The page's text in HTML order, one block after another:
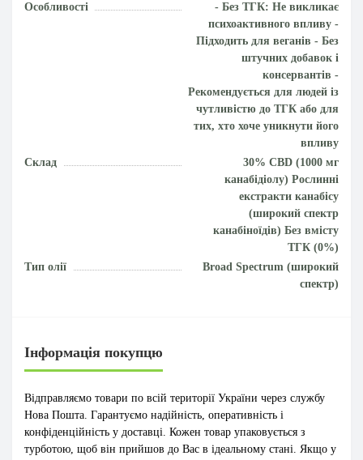
Особливості
- Без ТГК: Не викликає
психоактивного впливу -
Підходить для веганів - Без
штучних добавок і
консервантів -
Рекомендується для людей із
чутливістю до ТГК або для
тих, хто хоче уникнути його
впливу
Склад
30% CBD (1000 мг
канабідіолу) Рослинні
екстракти канабісу
(широкий спектр
канабіноїдів) Без вмісту
ТГК (0%)
Тип олії
Broad Spectrum (широкий
спектр)
Інформація покупцю
Відправляємо товари по всій території України через службу
Нова Пошта. Гарантуємо надійність, оперативність і
конфіденційність у доставці. Кожен товар упаковується з
турботою, щоб він прийшов до Вас в ідеальному стані. Якщо у